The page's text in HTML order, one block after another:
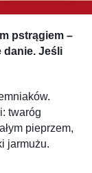
pstrągiem –
danie. Jeśli
twaróg
pieprzem,
jarmużu.